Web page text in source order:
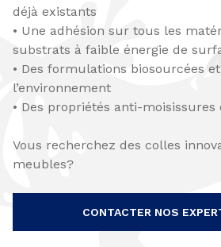
déjà existants
• Une adhésion sur tous les
substrats à faible énergie de
• Des formulations biosourcées
l’environnement
• Des propriétés anti-moisissures
Vous recherchez des colles
meubles?
CONTACTER NOS